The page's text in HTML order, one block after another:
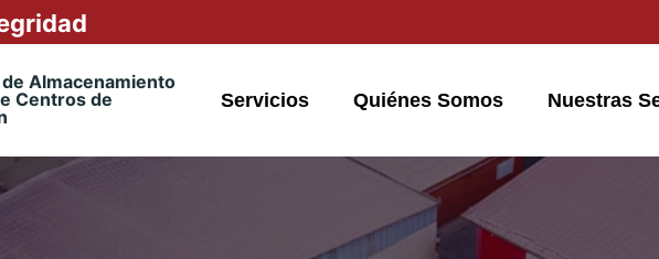
Almacenamiento
Centros de
Servicios Quiénes Somos Nuestras